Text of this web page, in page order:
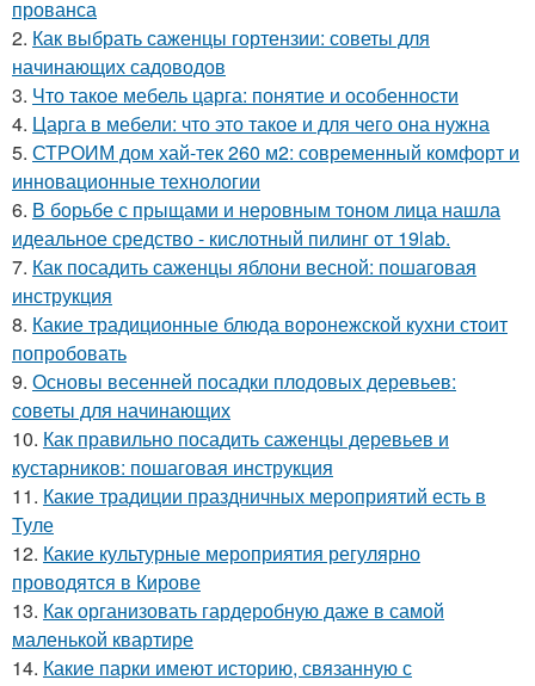
прованса
2. Как выбрать саженцы гортензии: советы для
начинающих садоводов
3. Что такое мебель царга: понятие и особенности
4. Царга в мебели: что это такое и для чего она нужна
5. СТРОИМ дом хай-тек 260 м2: современный комфорт и
инновационные технологии
6. В борьбе с прыщами и неровным тоном лица нашла
идеальное средство - кислотный пилинг от 19lab.
7. Как посадить саженцы яблони весной: пошаговая
инструкция
8. Какие традиционные блюда воронежской кухни стоит
попробовать
9. Основы весенней посадки плодовых деревьев:
советы для начинающих
10. Как правильно посадить саженцы деревьев и
кустарников: пошаговая инструкция
11. Какие традиции праздничных мероприятий есть в
Туле
12. Какие культурные мероприятия регулярно
проводятся в Кирове
13. Как организовать гардеробную даже в самой
маленькой квартире
14. Какие парки имеют историю, связанную с